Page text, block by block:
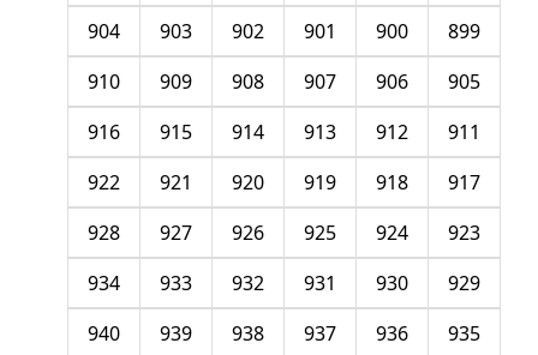
899
900
901
902
903
904
905
906
907
908
909
910
911
912
913
914
915
916
917
918
919
920
921
922
923
924
925
926
927
928
929
930
931
932
933
934
935
936
937
938
939
940